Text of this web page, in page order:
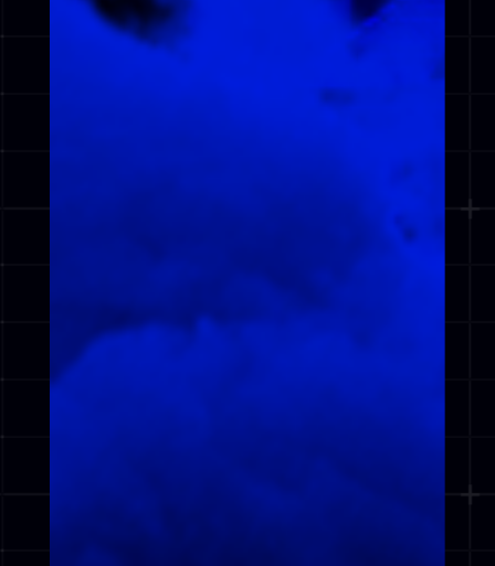
POWERED BY